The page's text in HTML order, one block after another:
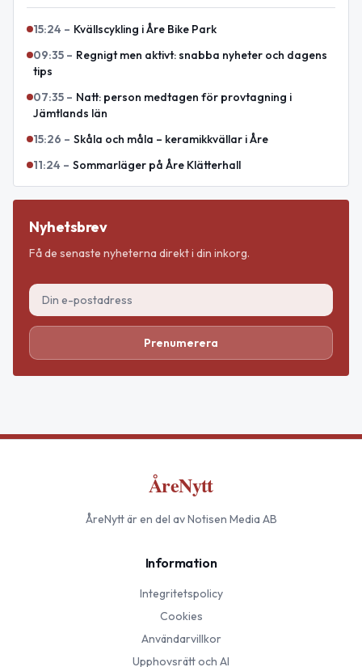
15:24 – Kvällscykling i Åre Bike Park
09:35 – Regnigt men aktivt: snabba nyheter och dagens
tips
07:35 – Natt: person medtagen för provtagning i
Jämtlands län
15:26 – Skåla och måla – keramikkvällar i Åre
11:24 – Sommarläger på Åre Klätterhall
Nyhetsbrev
Få de senaste nyheterna direkt i din inkorg.
Prenumerera
ÅreNytt
ÅreNyttär en del av Notisen Media AB
Information
Integritetspolicy
Cookies
Användarvillkor
Upphovsrätt och AI